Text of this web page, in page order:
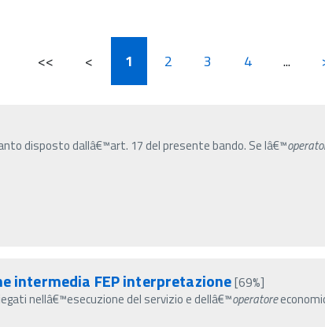
<< < 1 2 3 4 ...
disposto dallâ€™art. 17 del presente bando. Se lâ€™
intermedia FEP interpretazione[69%]
nellâ€™esecuzione del servizio e dellâ€™operatore